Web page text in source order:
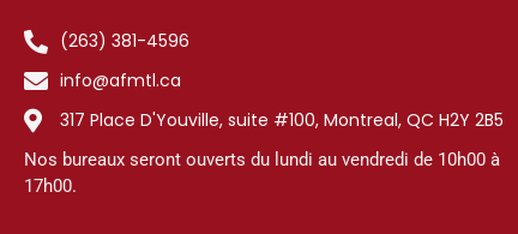
(263) 381-4596
info@afmtl.ca
317 Place D'Youville, suite #100, Montreal, QC H2Y 2B5
Nos bureaux seront ouverts du lundi au vendredi de 10h00 à
17h00.​